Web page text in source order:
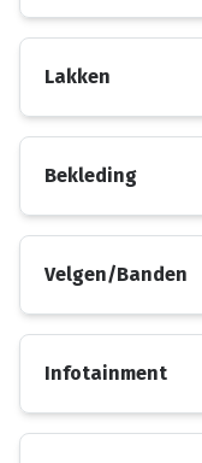
Lakken
Bekleding
Velgen/Banden
Infotainment